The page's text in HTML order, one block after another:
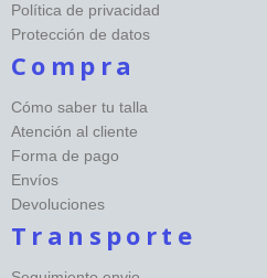
Política de privacidad
Protección de datos
Compra
Cómo saber tu talla
Atención al cliente
Forma de pago
Envíos
Devoluciones
Transporte